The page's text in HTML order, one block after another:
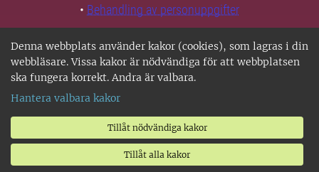
Denna webbplats använder kakor (cookies), som lagras i din
webbläsare. Vissa kakor är nödvändiga för att webbplatsen
ska fungera korrekt. Andra är valbara.
Hantera valbara kakor
Tillåt nödvändiga kakor
Tillåt alla kakor
• Behandling av personuppgifter